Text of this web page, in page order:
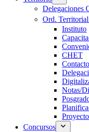
Delegaciones
Ord.
Instituto
CHET
Notas/
Concursos